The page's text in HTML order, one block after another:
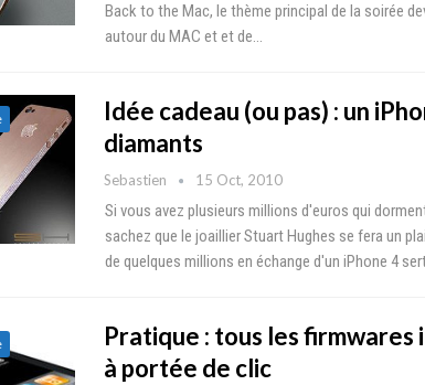
Back to the Mac, le thème principal de la soirée
autour du MAC et et de…
Idée cadeau (ou pas) : un
diamants
Sebastien 15 Oct, 2010
Si vous avez plusieurs millions d'euros qui
sachez que le joaillier Stuart Hughes se fera un
de quelques millions en échange d'un iPhone 4
Pratique : tous les firmwares
à portée de clic